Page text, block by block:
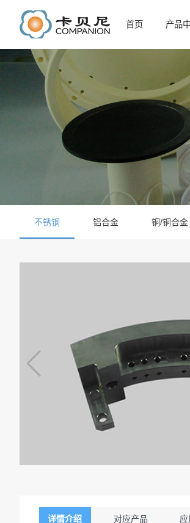
首页 产品
不锈钢 铝合金 铜/铜合金
详情介绍 对应产品